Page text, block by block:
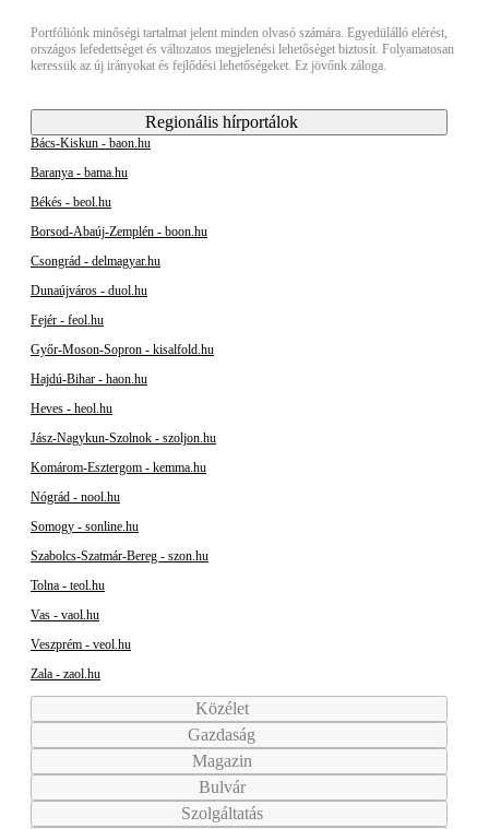
Portfóliónk minőségi tartalmat jelent minden olvasó számára. Egyedülálló elérést,
országos lefedettséget és változatos megjelenési lehetőséget biztosít. Folyamatosan
keressük az új irányokat és fejlődési lehetőségeket. Ez jövőnk záloga.
Regionális hírportálok
Bács-Kiskun - baon.hu
Baranya - bama.hu
Békés - beol.hu
Borsod-Abaúj-Zemplén - boon.hu
Csongrád - delmagyar.hu
Dunaújváros - duol.hu
Fejér - feol.hu
Győr-Moson-Sopron - kisalfold.hu
Hajdú-Bihar - haon.hu
Heves - heol.hu
Jász-Nagykun-Szolnok - szoljon.hu
Komárom-Esztergom - kemma.hu
Nógrád - nool.hu
Somogy - sonline.hu
Szabolcs-Szatmár-Bereg - szon.hu
Tolna - teol.hu
Vas - vaol.hu
Veszprém - veol.hu
Zala - zaol.hu
Közélet
Gazdaság
Magazin
Bulvár
Szolgáltatás